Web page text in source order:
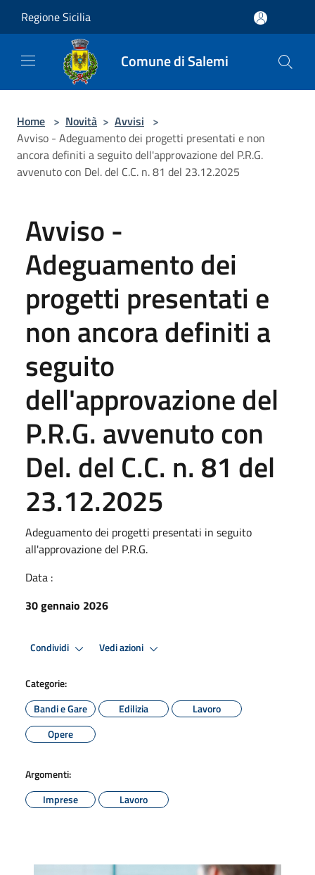
Regione Sicilia
Comune di Salemi
Home > Novità > Avvisi >
Avviso - Adeguamento dei progetti presentati e non
ancora definiti a seguito dell'approvazione del P.R.G.
avvenuto con Del. del C.C. n. 81 del 23.12.2025
Avviso -
Adeguamento dei
progetti presentati e
non ancora definiti a
seguito
dell'approvazione del
P.R.G. avvenuto con
Del. del C.C. n. 81 del
23.12.2025
Adeguamento dei progetti presentati in seguito
all'approvazione del P.R.G.
Data :
30 gennaio 2026
Condividi Vedi azioni
Categorie:
Bandi e Gare
Edilizia
Lavoro
Opere
Argomenti:
Imprese
Lavoro